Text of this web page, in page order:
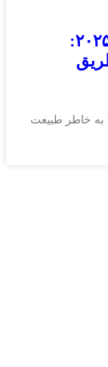
هزینه پاسپورت دومینیکا در سال ۲۰۲۵:
به خاطر طبیعت